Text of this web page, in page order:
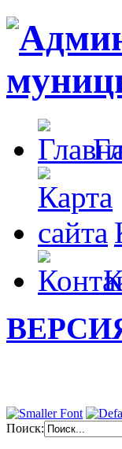
Поиск: